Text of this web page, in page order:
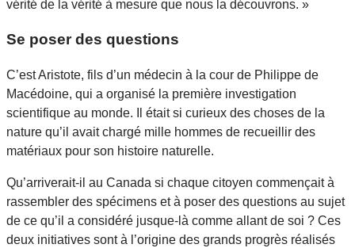
vérité de la vérité à mesure que nous la découvrons. »
Se poser des questions
C’est Aristote, fils d’un médecin à la cour de Philippe de
Macédoine, qui a organisé la première investigation
scientifique au monde. Il était si curieux des choses de la
nature qu’il avait chargé mille hommes de recueillir des
matériaux pour son histoire naturelle.
Qu’arriverait-il au Canada si chaque citoyen commençait à
rassembler des spécimens et à poser des questions au sujet
de ce qu’il a considéré jusque-là comme allant de soi ? Ces
deux initiatives sont à l’origine des grands progrès réalisés